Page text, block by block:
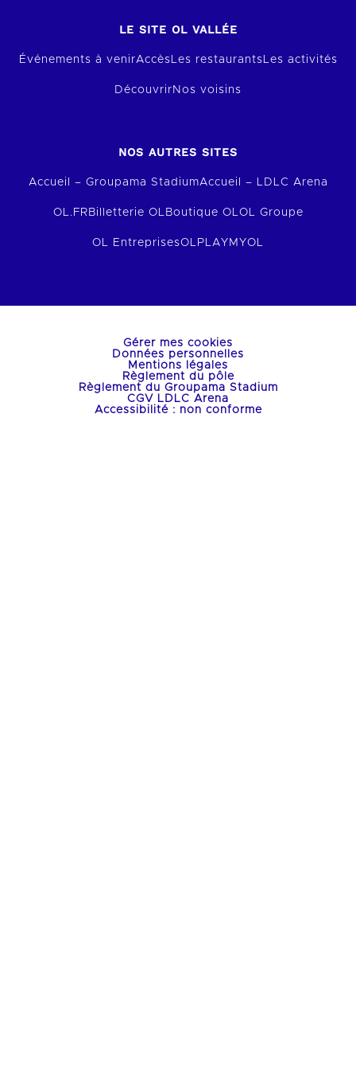
LE SITE OL VALLÉE
Événements à venirAccès Les restaurants Les activités
Découvrir Nos voisins
NOS AUTRES SITES
Accueil – Groupama StadiumAccueil – LDLC Arena
OL.FR Billetterie OL Boutique OL OL Groupe
OL EntreprisesOLPLAY MYOL
Gérer mes cookies
Données personnelles
Mentions légales
Règlement du pôle
Règlement du Groupama Stadium
CGV LDLC Arena
Accessibilité : non conforme